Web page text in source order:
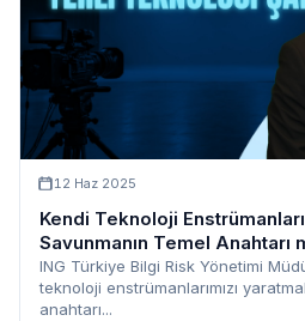
12 Haz 2025
Kendi Teknoloji
Savunmanın Temel Anahtarı
ING Türkiye Bilgi Risk Yönetimi
teknoloji enstrümanlarımızı
anahtarı...